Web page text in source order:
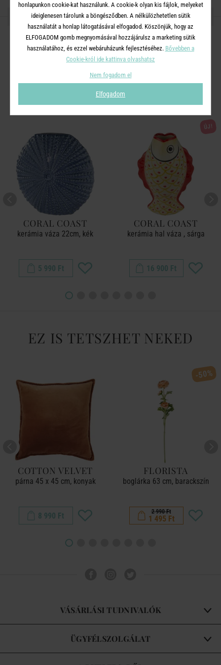
OSZD MEG MÁSOKKAL!
A TERMÉKCSALÁD TOVÁBBI
TERMÉKEI
CORAL COAST
kerámia váza 22cm, kék
5 990 Ft
ÚJ!
CORAL COAST
kerámia hal váza , sárga
16 900 Ft
EZ IS TETSZHET NEKED
COTTON VELVET
párna 45 x 45 cm, konyak
8 990 Ft
-50%
FLORISTA
boglárka 63 cm, barackszín
2 990 Ft
1 495 Ft
VÁSÁRLÁSI TUDNIVALÓK
ÜGYFÉLSZOLGÁLAT
honlapunkon cookie-kat használunk. A cookie-k olyan kis fájlok, melyeket
ideiglenesen tárolunk a böngésződben. A nélkülözhetetlen sütik
használatát a honlap látogatásával elfogadod. Köszönjük, hogy az
ELFOGADOM gomb megnyomásával hozzájárulsz a marketing sütik
használatához, és ezzel webáruházunk fejlesztéséhez. Bővebben a
Cookie-król ide kattinva olvashatsz
Nem fogadom el
Elfogadom